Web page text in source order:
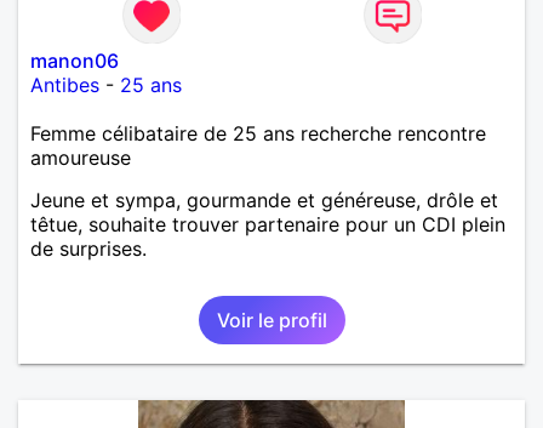
manon06
Antibes - 25 ans
Femme célibataire de 25 ans recherche rencontre
amoureuse
Jeune et sympa, gourmande et généreuse, drôle et
têtue, souhaite trouver partenaire pour un CDI plein
de surprises.
Voir le profil